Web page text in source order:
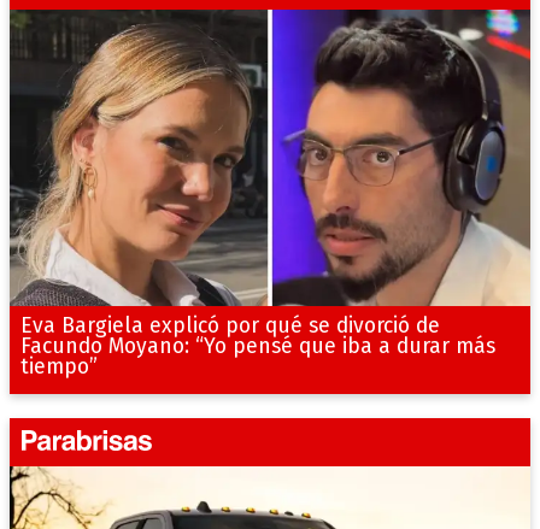
Eva Bargiela explicó por qué se divorció de
Facundo Moyano: “Yo pensé que iba a durar más
tiempo”